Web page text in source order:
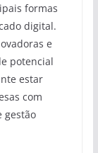
formas
digital.
e
potencial
estar
com
gestão